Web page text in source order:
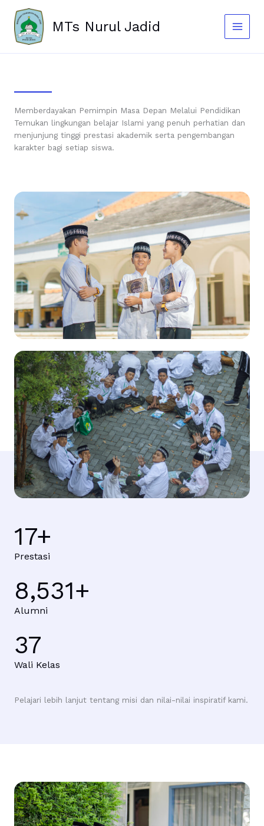
content
MTs Nurul Jadid
Memberdayakan Pemimpin Masa Depan Melalui Pendidikan
Temukan lingkungan belajar Islami yang penuh perhatian dan
menjunjung tinggi prestasi akademik serta pengembangan
karakter bagi setiap siswa.
17+
Prestasi
8,531+
Alumni
37
Wali Kelas
Pelajari lebih lanjut tentang misi dan nilai-nilai inspiratif kami.